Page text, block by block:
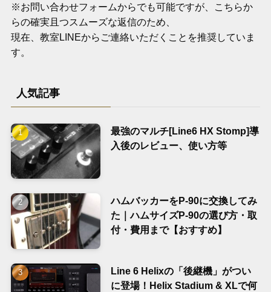
※お問い合わせフォームからでも可能ですが、こちらか
らの確実且つスムーズな返信のため、
現在、教室LINEからご連絡いただくことを推奨していま
す。
人気記事
最強のマルチ[Line6 HX Stomp]導
入後のレビュー、使い方等
ハムバッカーをP-90に交換してみ
た｜ハムサイズP-90の選び方・取
付・費用まで【おすすめ】
Line 6 Helixの「後継機」がつい
に登場！Helix Stadium & XLで何